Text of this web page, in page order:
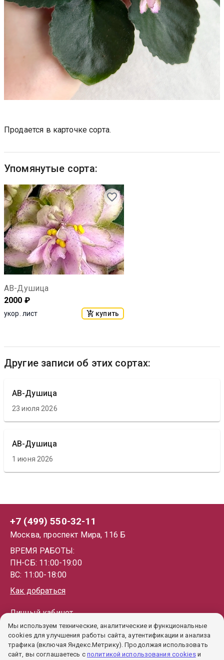
Продается в карточке сорта.
Упомянутые сорта:
АВ-Душица
2000 ₽
укор. лист купить
Другие записи об этих сортах:
АВ-Душица
23 июля 2026
АВ-Душица
1 июня 2026
+7 (499) 550-32-11
Москва, проспект Мира, 116 Б
ВРЕМЯ РАБОТЫ:
ПН-СБ: 11:00-19:00
ВС: 11:00-18:00
Как добраться
Личный кабинет
Каталог
Как купить
Гарантии
Мы используем технические, аналитические и функциональные
cookies для улучшения работы сайта, аутентификации и анализа
трафика (включая Яндекс.Метрику). Продолжая использовать
сайт, вы соглашаетесь с политикой использования cookies и